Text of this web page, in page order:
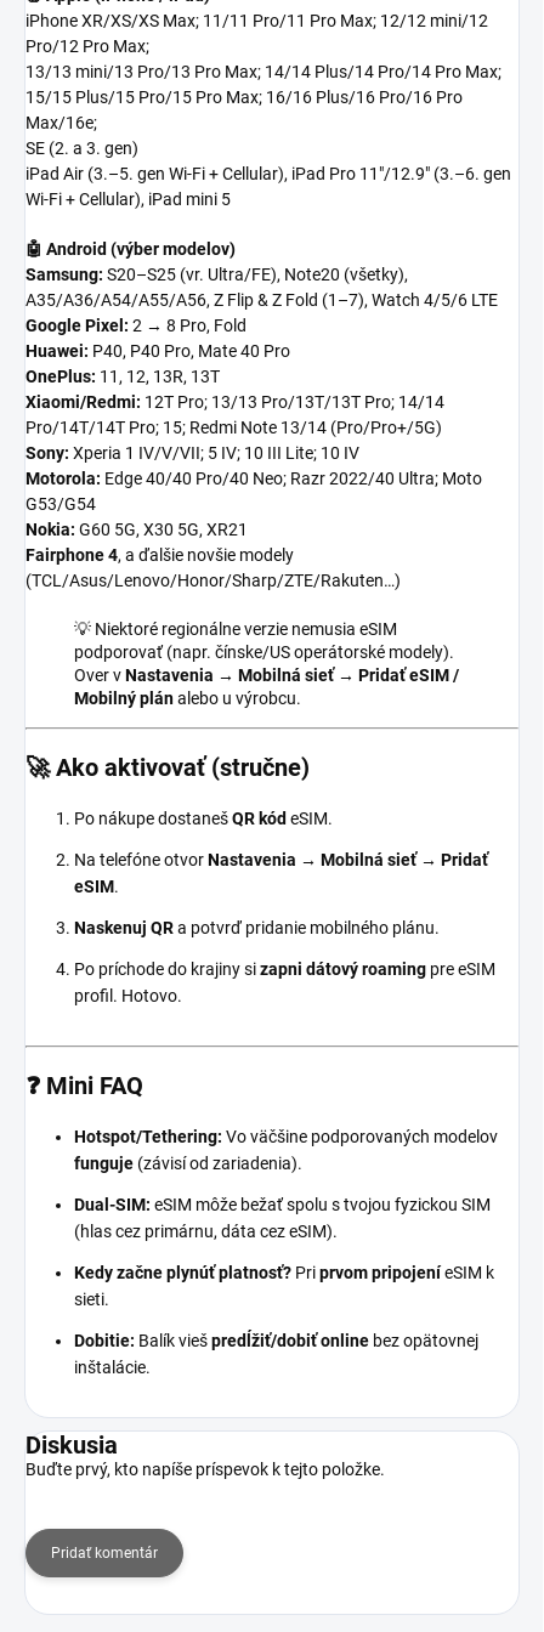
iPhone XR/XS/XS Max; 11/11 Pro/11 Pro Max; 12/12 mini/12
Pro/12 Pro Max;
13/13 mini/13 Pro/13 Pro Max; 14/14 Plus/14 Pro/14 Pro Max;
15/15 Plus/15 Pro/15 Pro Max; 16/16 Plus/16 Pro/16 Pro
Max/16e;
SE (2. a 3. gen)
iPad Air (3.–5. gen Wi-Fi + Cellular), iPad Pro 11"/12.9" (3.–6. gen
Wi-Fi + Cellular), iPad mini 5
🤖 Android (výber modelov)
Samsung: S20–S25 (vr. Ultra/FE), Note20 (všetky),
A35/A36/A54/A55/A56, Z Flip & Z Fold (1–7), Watch 4/5/6 LTE
Google Pixel: 2 → 8 Pro, Fold
Huawei: P40, P40 Pro, Mate 40 Pro
OnePlus: 11, 12, 13R, 13T
Xiaomi/Redmi: 12T Pro; 13/13 Pro/13T/13T Pro; 14/14
Pro/14T/14T Pro; 15; Redmi Note 13/14 (Pro/Pro+/5G)
Sony: Xperia 1 IV/V/VII; 5 IV; 10 III Lite; 10 IV
Motorola: Edge 40/40 Pro/40 Neo; Razr 2022/40 Ultra; Moto
G53/G54
Nokia: G60 5G, X30 5G, XR21
Fairphone 4, a ďalšie novšie modely
(TCL/Asus/Lenovo/Honor/Sharp/ZTE/Rakuten…)
💡 Niektoré regionálne verzie nemusia eSIM
podporovať (napr. čínske/US operátorské modely).
Over vNastavenia → Mobilná sieť → Pridať eSIM /
Mobilný plánalebo u výrobcu.
🚀 Ako aktivovať (stručne)
Po nákupe dostanešQR kód eSIM.
Na telefóne otvorNastavenia → Mobilná sieť → Pridať
eSIM.
Naskenuj QRa potvrď pridanie mobilného plánu.
Po príchode do krajiny sizapni dátový roaming pre eSIM
profil. Hotovo.
❓ Mini FAQ
Hotspot/Tethering: Vo väčšine podporovaných modelov
funguje (závisí od zariadenia).
Dual-SIM: eSIM môže bežať spolu s tvojou fyzickou SIM
(hlas cez primárnu, dáta cez eSIM).
Kedy začne plynúť platnosť? Priprvom pripojeníeSIM k
sieti.
Dobitie: Balík viešpredĺžiť/dobiť online bez opätovnej
inštalácie.
Diskusia
Buďte prvý, kto napíše príspevok k tejto položke.
Pridať komentár